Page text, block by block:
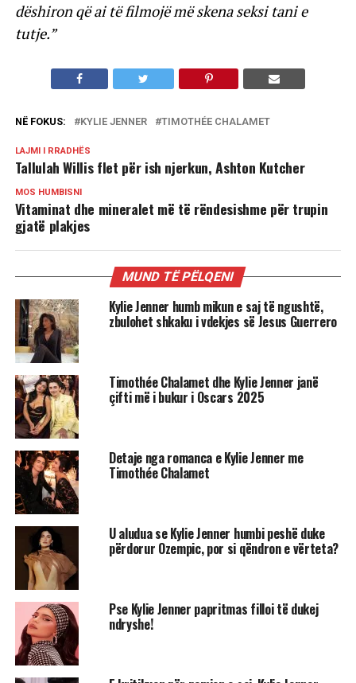
dëshiron që ai të filmojë më skena seksi tani e
tutje.”
NË FOKUS: KYLIE JENNER TIMOTHÉE CHALAMET
LAJMI I RRADHËS
Tallulah Willis flet për ish njerkun, Ashton Kutcher
MOS HUMBISNI
Vitaminat dhe mineralet më të rëndesishme për trupin
gjatë plakjes
MUND TË PËLQENI
Kylie Jenner humb mikun e saj të ngushtë,
zbulohet shkaku i vdekjes së Jesus Guerrero
Timothée Chalamet dhe Kylie Jenner janë
çifti më i bukur i Oscars 2025
Detaje nga romanca e Kylie Jenner me
Timothée Chalamet
U aludua se Kylie Jenner humbi peshë duke
përdorur Ozempic, por si qëndron e vërteta?
Pse Kylie Jenner papritmas filloi të dukej
ndryshe!